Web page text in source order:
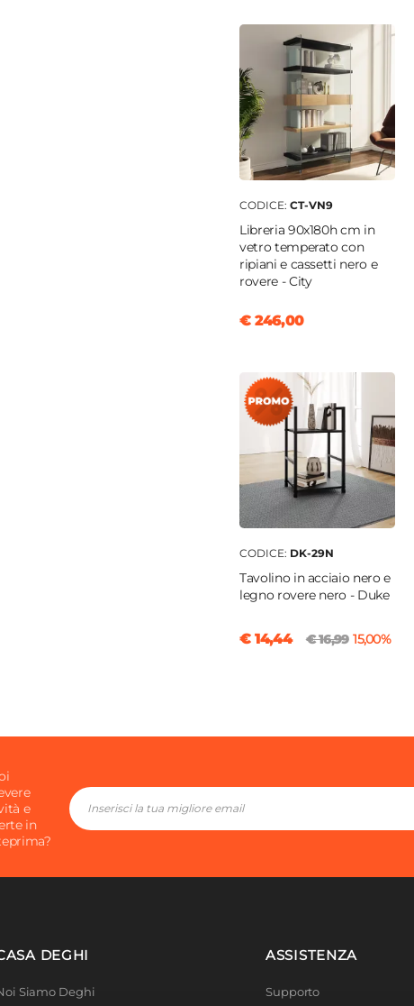
CODICE: CT-VN9
Libreria 90x180h cm in
vetro temperato con
ripiani e cassetti nero e
rovere - City
€ 246,00
CODICE: DK-29N
Tavolino in acciaio nero e
legno rovere nero - Duke
€ 14,44 € 16,99 15,00%
e
in
DEGHI
Siamo Deghi
ASSISTENZA
Supporto